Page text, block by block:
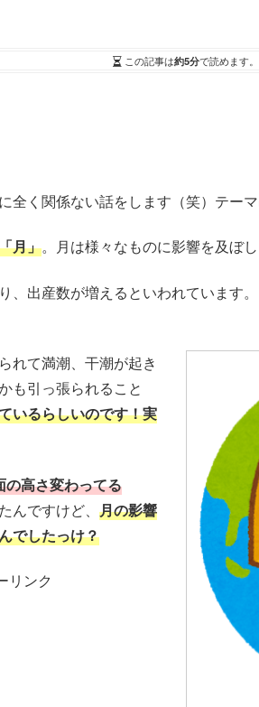
この記事は約5分で読めます。
全く関係ない話をします（笑）テーマ
月」。月は様々なものに影響を及ぼし
、出産数が増えるといわれています
れて満潮、干潮が起き
も引っ張られること
いるらしいのです！実
高さ変わってる
んですけど、 月の影響
でしたっけ？
リンク